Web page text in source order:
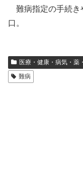
難病指定の手続き
口。
医療・健康・病気・薬
難病